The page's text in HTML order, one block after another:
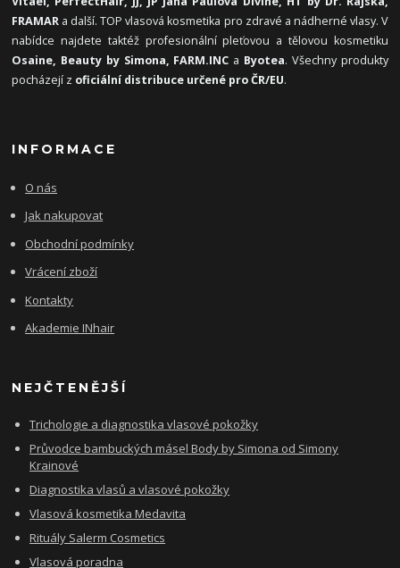
FRAMAR a další. TOP vlasová kosmetika pro zdravé a nádherné vlasy. V
nabídce najdete taktéž profesionální pleťovou a tělovou kosmetiku
Osaine, Beauty by Simona, FARM.INC a Byotea. Všechny produkty
pocházejí z oficiální distribuce určené pro ČR/EU.
INFORMACE
O nás
Jak nakupovat
Obchodní podmínky
Vrácení zboží
Kontakty
Akademie INhair
NEJČTENĚJŠÍ
Trichologie a diagnostika vlasové pokožky
Průvodce bambuckých másel Body by Simona od Simony
Krainové
Diagnostika vlasů a vlasové pokožky
Vlasová kosmetika Medavita
Rituály Salerm Cosmetics
Vlasová poradna